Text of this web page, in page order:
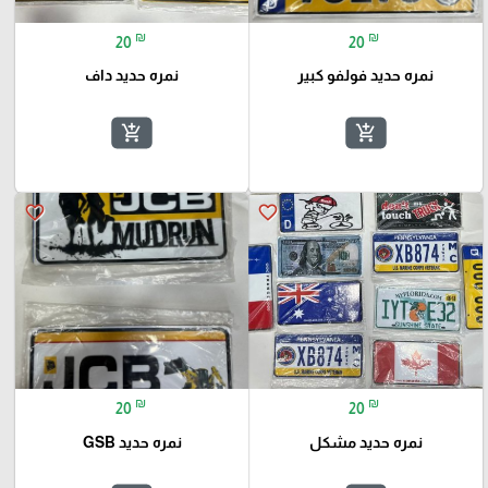
20 ₪
نمره حديد فولفو كبير
add_shopping_cart
20 ₪
نمره حديد داف
add_shopping_cart
favorite_border
20 ₪
نمره حديد مشكل
favorite_border
20 ₪
نمره حديد GSB